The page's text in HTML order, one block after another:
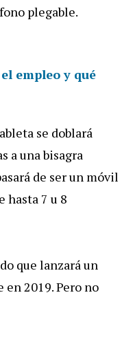
plegable.
empleo y qué
se doblará
a una bisagra
de ser un móvil
hasta 7 u 8
que lanzará un
2019. Pero no